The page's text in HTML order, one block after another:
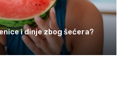
i dinje zbog šećera?